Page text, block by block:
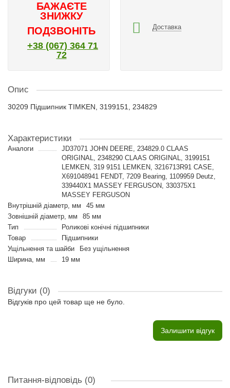
БАЖАЄТЕ
ЗНИЖКУ
ПОДЗВОНІТЬ
+38 (067) 364 71
72
Доставка
Опис
30209 Підшипник TIMKEN, 3199151, 234829
Характеристики
Аналоги
JD37071 JOHN DEERE, 234829.0 CLAAS
ORIGINAL, 2348290 CLAAS ORIGINAL, 3199151
LEMKEN, 319 9151 LEMKEN, 3216713R91 CASE,
X691048941 FENDT, 7209 Bearing, 1109959 Deutz,
339440X1 MASSEY FERGUSON, 330375X1
MASSEY FERGUSON
Внутрішній діаметр, мм
45 мм
Зовнішній діаметр, мм
85 мм
Тип
Роликові конічні підшипники
Товар
Підшипники
Ущільнення та шайби
Без ущільнення
Ширина, мм
19 мм
Відгуки (0)
Відгуків про цей товар ще не було.
Залишити відгук
Питання-відповідь (0)